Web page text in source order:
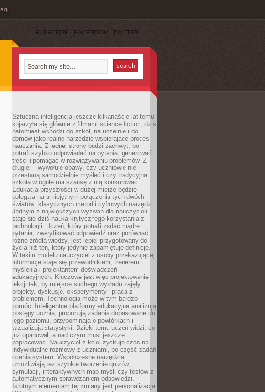
Tagi
SUBSCRIBE FACEBOOK TWITTER
Sztuczna inteligencja jeszcze kilkanaście lat temu
kojarzyła się głównie z filmami science fiction, dziś
natomiast wchodzi do szkół, na uczelnie i do
domów jako realne narzędzie wspierające proces
nauczania. Z jednej strony budzi zachwyt, bo
potrafi szybko odpowiadać na pytania, generować
treści i pomagać w rozwiązywaniu problemów. Z
drugiej – wywołuje obawy, czy uczniowie nie
przestaną samodzielnie myśleć i czy tradycyjna
szkoła w ogóle ma szansę z nią konkurować.
Edukacja przyszłości w dużej mierze będzie
polegała na umiejętnym połączeniu tych dwóch
światów: klasycznych metod i cyfrowych narzędzi.
Jednym z największych wyzwań dla nauczycieli
staje się dziś nauka krytycznego korzystania z
technologii. Uczeń, który potrafi zadać mądre
pytanie, zweryfikować odpowiedź oraz porównać
różne źródła wiedzy, jest lepiej przygotowany do
życia niż ten, który jedynie zapamiętuje definicje.
W takim modelu nauczyciel z osoby przekazującej
informacje staje się przewodnikiem, trenerem
myślenia i projektantem doświadczeń
edukacyjnych. Kluczowe jest więc projektowanie
lekcji tak, by miejsce suchego wykładu zajęły
projekty, dyskusje, eksperymenty i praca z
problemem. Technologia może w tym bardzo
pomóc. Inteligentne platformy edukacyjne analizują
postępy ucznia, proponują zadania dopasowane do
jego poziomu, przypominają o powtórkach i
wizualizują statystyki. Dzięki temu uczeń widzi, co
już opanował, a nad czym musi jeszcze
popracować. Nauczyciel z kolei zyskuje czas na
indywidualne rozmowy z uczniami, bo część zadań
ocenia system. Współczesne narzędzia
umożliwiają też szybkie tworzenie quizów,
symulacji, interaktywnych map myśli czy testów z
automatycznym sprawdzaniem odpowiedzi.
Istotnym elementem tej zmiany jest personalizacja.